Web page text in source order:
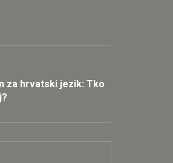
za hrvatski jezik: Tko